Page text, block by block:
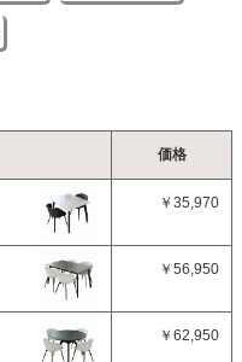
価格
￥35,970
￥56,950
￥62,950